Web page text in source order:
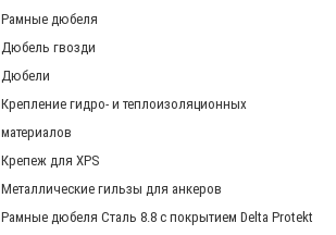
Рамные дюбеля
Дюбель гвозди
Дюбели
Крепление гидро- и теплоизоляционных
материалов
Крепеж для XPS
Металлические гильзы для анкеров
Рамные дюбеля Сталь 8.8 с покрытием Delta Protekt